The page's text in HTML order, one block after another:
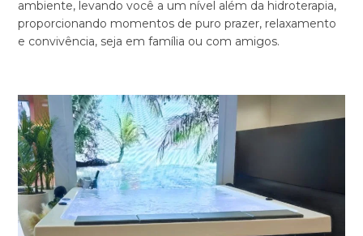
ambiente, levando você a um nível além da hidroterapia,
proporcionando momentos de puro prazer, relaxamento
e convivência, seja em família ou com amigos.